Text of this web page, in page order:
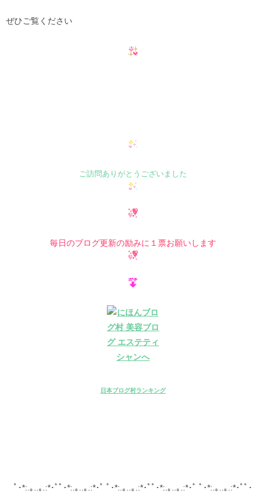
ぜひご覧ください
ご訪問ありがとうございました
毎日のブログ更新の励みに１票お願いします
日本ブログ村ランキング
ﾟ･*:.｡..｡.:*･ﾟﾟ･*:.｡..｡.:*･ﾟ ﾟ･*:.｡..｡.:*･ﾟﾟ･*:.｡..｡.:*･ﾟ ﾟ･*:.｡..｡.:*･ﾟﾟ･